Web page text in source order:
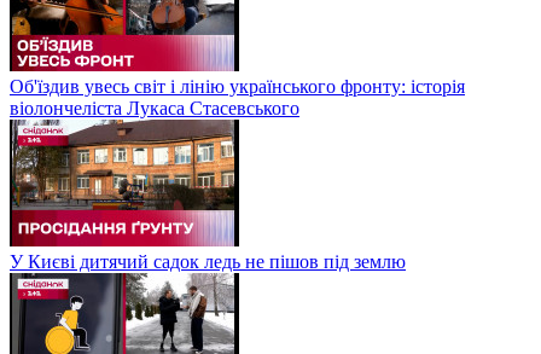
Об'їздив увесь світ і лінію українського фронту: історія
віолончеліста Лукаса Стасевського
У Києві дитячий садок ледь не пішов під землю